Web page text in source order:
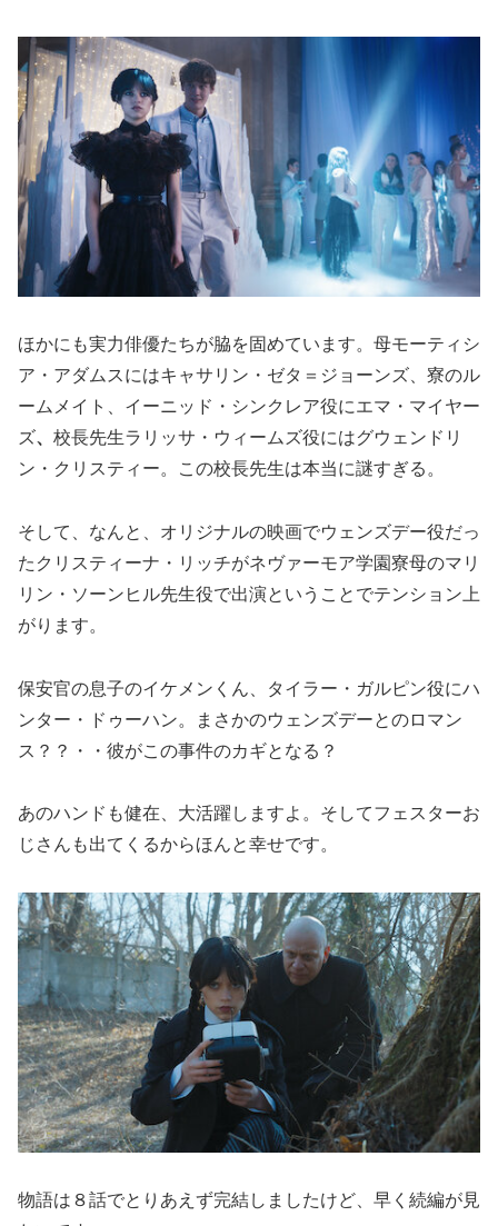
ほかにも実力俳優たちが脇を固めています。母モーティシ
ア・アダムスにはキャサリン・ゼタ＝ジョーンズ、寮のル
ームメイト、イーニッド・シンクレア役にエマ・マイヤー
ズ、 校長先生ラリッサ・ウィームズ役にはグウェンドリ
ン・クリスティー。この校長先生は本当に謎すぎる。
そして、なんと、オリジナルの映画でウェンズデー役だっ
たクリスティーナ・リッチがネヴァーモア学園寮母のマリ
リン・ソーンヒル先生役で出演ということでテンション上
がります。
保安官の息子のイケメンくん、タイラー・ガルピン役にハ
ンター・ドゥーハン。まさかのウェンズデーとのロマン
ス？？・・彼がこの事件のカギとなる？
あのハンドも健在、大活躍しますよ。そしてフェスターお
じさんも出てくるからほんと幸せです。
物語は８話でとりあえず完結しましたけど、早く続編が見